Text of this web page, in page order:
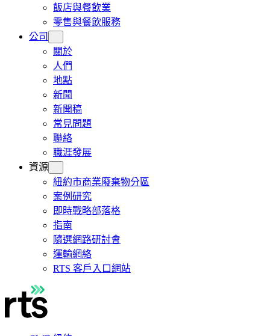
飯店與餐飲業
零售與餐飲服務
公司
關於
人們
地點
新聞
新聞稿
常見問題
聯絡
職涯發展
資源
紐約市商業廢棄物分區
案例研究
即時戰略部落格
指南
隨選網路研討會
運輸網絡
RTS 客戶入口網站